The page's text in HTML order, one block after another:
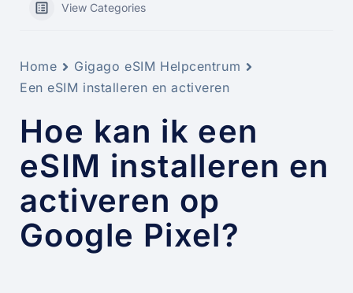
View Categories
Home
Gigago eSIM Helpcentrum
Een eSIM installeren en activeren
Hoe kan ik een
eSIM installeren en
activeren op
Google Pixel?